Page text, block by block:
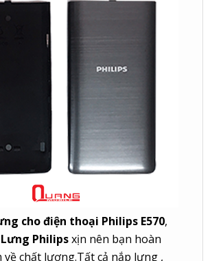
cho điện thoại Philips E570,
Philipsxịn nên bạn hoàn
về chất lượng.Tất cả nắp lưng ,